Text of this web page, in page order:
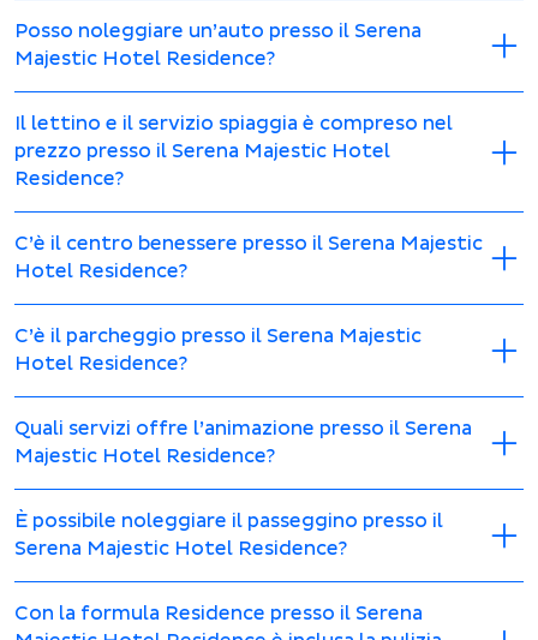
Posso noleggiare un’auto presso il Serena
Majestic Hotel Residence?
Il lettino e il servizio spiaggia è compreso nel
prezzo presso il Serena Majestic Hotel
Residence?
C’è il centro benessere presso il Serena Majestic
Hotel Residence?
C’è il parcheggio presso il Serena Majestic
Hotel Residence?
Quali servizi offre l’animazione presso il Serena
Majestic Hotel Residence?
È possibile noleggiare il passeggino presso il
Serena Majestic Hotel Residence?
Con la formula Residence presso il Serena